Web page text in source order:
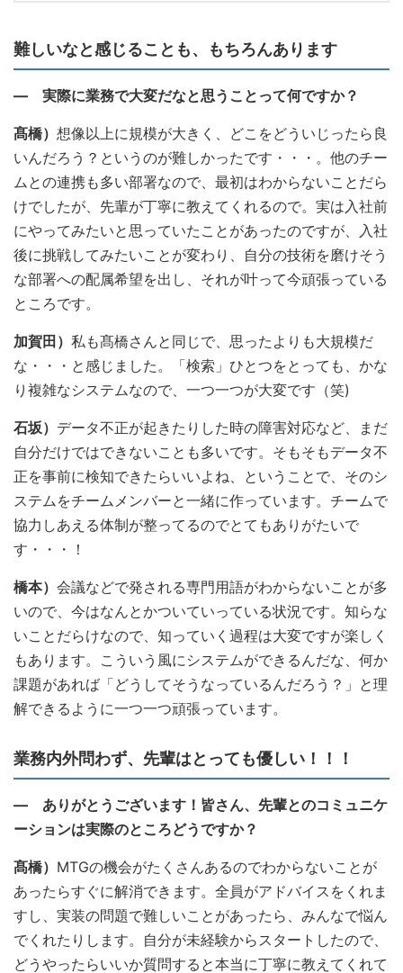
難しいなと感じることも、もちろんあります
― 実際に業務で大変だなと思うことって何ですか？
髙橋） 想像以上に規模が大きく、どこをどういじったら良
いんだろう？というのが難しかったです・・・。他のチー
ムとの連携も多い部署なので、最初はわからないことだら
けでしたが、先輩が丁寧に教えてくれるので。実は入社前
にやってみたいと思っていたことがあったのですが、入社
後に挑戦してみたいことが変わり、自分の技術を磨けそう
な部署への配属希望を出し、それが叶って今頑張っている
ところです。
加賀田） 私も髙橋さんと同じで、思ったよりも大規模だ
な・・・と感じました。「検索」ひとつをとっても、かな
り複雑なシステムなので、一つ一つが大変です（笑)
石坂） データ不正が起きたりした時の障害対応など、まだ
自分だけではできないことも多いです。そもそもデータ不
正を事前に検知できたらいいよね、ということで、そのシ
ステムをチームメンバーと一緒に作っています。チームで
協力しあえる体制が整ってるのでとてもありがたいで
す・・・！
橋本） 会議などで発される専門用語がわからないことが多
いので、今はなんとかついていっている状況です。知らな
いことだらけなので、知っていく過程は大変ですが楽しく
もあります。こういう風にシステムができるんだな、何か
課題があれば「どうしてそうなっているんだろう？」と理
解できるように一つ一つ頑張っています。
業務内外問わず、先輩はとっても優しい！！！
― ありがとうございます！皆さん、先輩とのコミュニケ
ーションは実際のところどうですか？
髙橋） MTGの機会がたくさんあるのでわからないことが
あったらすぐに解消できます。全員がアドバイスをくれま
すし、実装の問題で難しいことがあったら、みんなで悩ん
でくれたりします。自分が未経験からスタートしたので、
どうやったらいいか質問すると本当に丁寧に教えてくれて